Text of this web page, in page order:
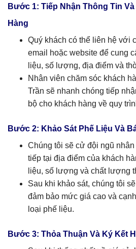
Bước 1: Tiếp Nhận Thông Tin
Hàng
Quý khách có thể liên hệ với
email hoặc website để cung
liệu, số lượng, địa điểm và
Nhân viên chăm sóc khách
Trần sẽ nhanh chóng tiếp
bộ cho khách hàng về quy
Bước 2: Khảo Sát Phế Liệu Và
Chúng tôi sẽ cử đội ngũ
tiếp tại địa điểm của khách
liệu, số lượng và chất lượng
Sau khi khảo sát, chúng tôi
đảm bảo mức giá cao và
loại phế liệu.
Bước 3: Thỏa Thuận Và Ký Kết